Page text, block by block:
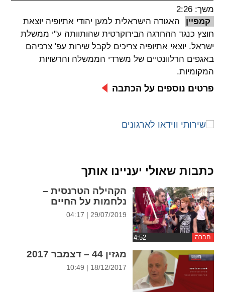
spellcheck
ניגודיות צבעים
brightness_high
קו תחתי לקישורים
cached
איפוס
כל
flag
השארת
משוב
משך: 2:26
קמפיין
האגודה הישראלית למען יהודי אתיופיה יוצאת
חוצץ כנגד ההחרגה הבירוקרטית שהותוותה ע"י ממשלת
ישראל. יוצאי אתיופיה צריכים לקבל שירות עפ' צרכיהם
באגפים הרלוונטיים של משרדי הממשלה והרשויות
המקומיות.
פרטים נוספים על הכתבה
כתבות שאולי יעניינו אותך
חברה
הקהילה הטרנסית –
נלחמות על החיים
29/07/2019 | 04:17
מגזין 44 – דצמבר 2017
18/12/2017 | 10:49